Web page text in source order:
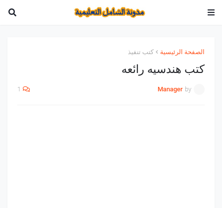
الصفحة الرئيسية كتب تنفيذ
كتب هندسيه رائعه
by
Manager
1